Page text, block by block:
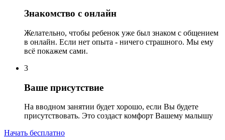
Знакомство с онлайн
Желательно, чтобы ребенок уже был знаком с общением
в онлайн. Если нет опыта - ничего страшного. Мы ему
всё покажем сами.
3
Ваше присутствие
На вводном занятии будет хорошо, если Вы будете
присутствовать. Это создаст комфорт Вашему малышу
Начать бесплатно